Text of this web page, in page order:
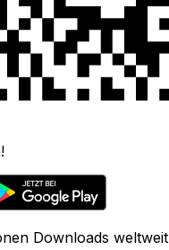
Downloads weltweit